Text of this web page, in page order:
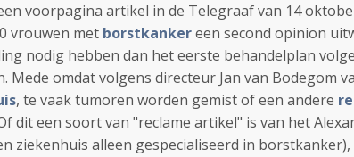
voorpagina artikel in de Telegraaf van 14
vrouwen met borstkankereen second opinion
nodig hebben dan het eerste behandelplan
Mede omdat volgens directeur Jan van Bodegom
, te vaak tumoren worden gemist of een andere
dit een soort van "reclame artikel" is van het
ziekenhuis alleen gespecialiseerd in